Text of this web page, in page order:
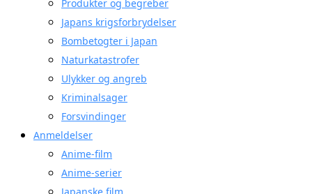
Produkter og begreber
Japans krigsforbrydelser
Bombetogter i Japan
Naturkatastrofer
Ulykker og angreb
Kriminalsager
Forsvindinger
Anmeldelser
Anime-film
Anime-serier